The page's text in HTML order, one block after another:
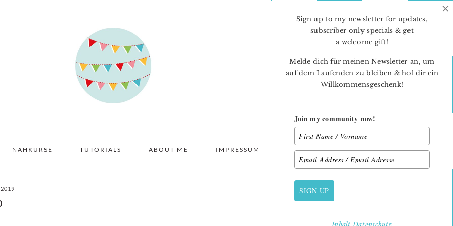
NÄHKURSE TUTORIALS ABOUT ME IMPRESSUM DATENSCHUTZ
PRIMARY
SIDEBAR
Sign up to my newsletter for updates,
subscriber only specials & get
a welcome gift!
Melde dich für meinen Newsletter an, um
auf dem Laufenden zu bleiben & hol dir ein
Willkommensgeschenk!
Join my community now!
SIGN UP
×